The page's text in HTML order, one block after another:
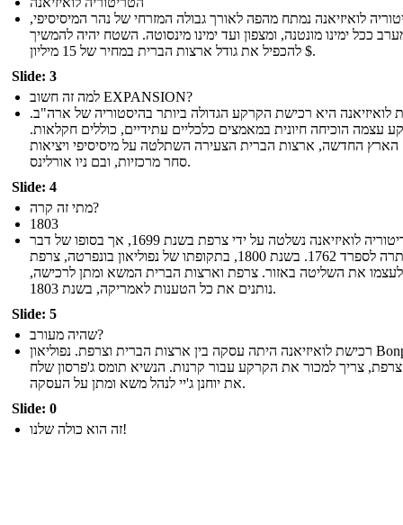
לואיזיאנה נמתח מהפה לאורך גבולה המזרחי של נהר המיסיסיפי,
ככל ימינו מונטנה, ומצפון ועד ימינו מינסוטה. השטח יהיה להמשיך
להכפיל את גודל ארצות הברית במחיר של 15 מיליון $.
Slide: 3
למה זה חשוב EXPANSION?
לואיזיאנה היא רכישת הקרקע הגדולה ביותר בהיסטוריה של ארה"ב.
עצמה הוכיחה חיונית במאמצים כלכליים עתידיים, כוללים חקלאות.
החדשה, ארצות הברית הצעירה השתלטה על מיסיסיפי ויציאות
סחר מרכזיות, ובם ניו אורלינס.
Slide: 4
מתי זה קרה?
1803
הטריטוריה לואיזיאנה נשלטה על ידי צרפת בשנת 1699, אך בסופו של דבר
ויתרה לספרד 1762. בשנת 1800, בתקופתו של נפוליאון בונפרטה, צרפת
לעצמו את השליטה באזור. צרפת וארצות הברית המשא ומתן לרכישה,
נותנים את כל הטענות לאמריקה, בשנת 1803.
Slide: 5
שהיה מעורב?
רכישת לואיזיאנה היתה עסקה בין ארצות הברית וצרפת. נפוליאון Bonparte,
צריך למכור את הקרקע עבור קרנות. הנשיא תומס ג'פרסון שלח
את יוחנן ג'יי לנהל משא ומתן על העסקה.
Slide: 0
זה הוא כולה שלנו!